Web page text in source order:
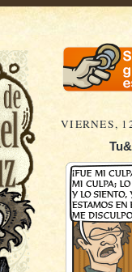
VIERNES,